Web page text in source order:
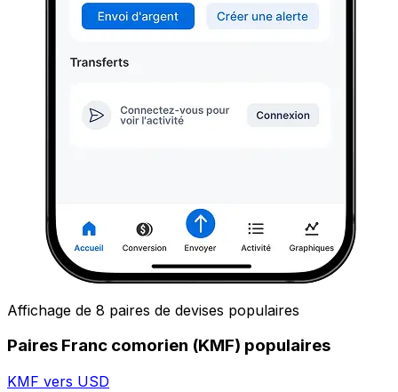
Affichage de 8 paires de devises populaires
Paires Franc comorien (KMF) populaires
KMF vers USD